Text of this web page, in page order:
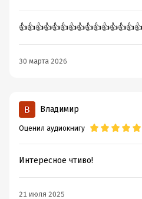
30 марта 2026
Владимир
Оценил аудиокнигу
Интересное чтиво!
21 июля 2025